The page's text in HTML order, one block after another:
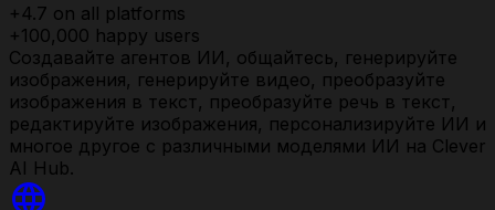
+4.7 on all platforms
+100,000 happy users
Создавайте агентов ИИ, общайтесь, генерируйте
изображения, генерируйте видео, преобразуйте
изображения в текст, преобразуйте речь в текст,
редактируйте изображения, персонализируйте ИИ и
многое другое с различными моделями ИИ на Clever
AI Hub.